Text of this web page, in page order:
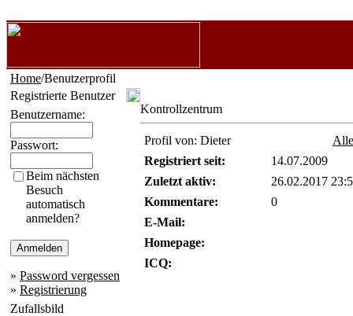
Home/Benutzerprofil
Registrierte Benutzer
Benutzername:
Passwort:
Beim nächsten
Besuch
automatisch
anmelden?
» Password vergessen
» Registrierung
Zufallsbild
Kontrollzentrum
Profil von: Dieter
Registriert seit:
14.07.2009
Zuletzt aktiv:
26.02.2017
Kommentare:
0
E-Mail:
Homepage:
ICQ: